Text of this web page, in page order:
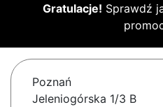
Gratulacje! Sprawdź
Poznań
Jeleniogórska 1/3 B